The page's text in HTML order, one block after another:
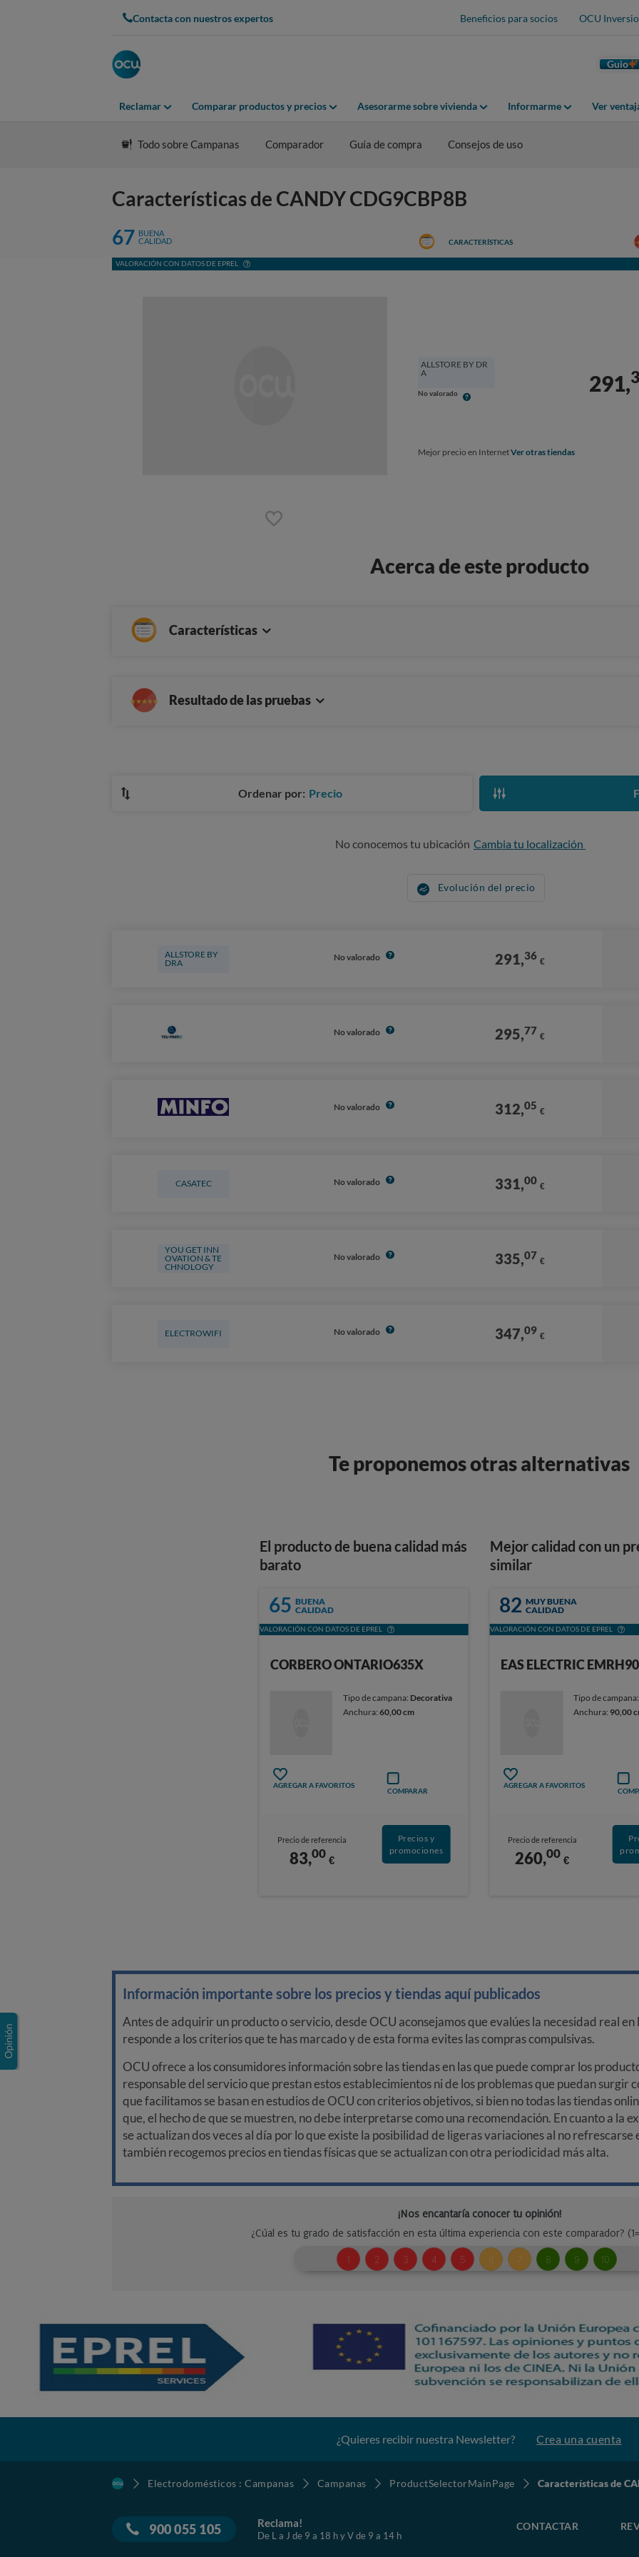
Contacta con nuestros expertos Beneficios para socios OCU
Guio
Reclamar Comparar productos y precios Asesorarme sobre vivienda Informarme Ver
Todo sobre Campanas Comparador Guía de compra Consejos de uso
Características de CANDY CDG9CBP8B
67 BUENA
CALIDAD
VALORACIÓN CON DATOS DE EPREL
CARACTERÍSTICAS
ALLSTORE BY DR
A
No valorado 291,
Mejor precio en InternetVer otras tiendas
Acerca de este producto
Características
Resultado de las pruebas
Ordenar por: Precio
No conocemos tu ubicación Cambia tu localización
Evolución del precio
ALLSTORE BY
DRA
No valorado 291,36 €
No valorado 295,77 €
No valorado 312,05 €
CASATEC No valorado 331,00 €
YOU GET INN
OVATION & TE
CHNOLOGY
No valorado 335,07 €
ELECTROWIFI No valorado 347,09 €
Te proponemos otras alternativas
El producto de buena calidad más
barato
65 BUENA
CALIDAD
VALORACIÓN CON DATOS DE EPREL
CORBERO ONTARIO635X
Tipo de campana: Decorativa
Anchura:60,00 cm
AGREGAR A FAVORITOS
COMPARAR
Precio de referencia
83,00 €
Precios y
promociones
Mejor calidad con un
similar
82 MUY BUENA
CALIDAD
VALORACIÓN CON DATOS DE EPREL
EAS ELECTRIC
Tipo de campana:
Anchura: 90,00
AGREGAR A FAVORITOS
Precio de referencia
260,00 €
Información importante sobre los precios y tiendas aquí publicados
Antes de adquirir un producto o servicio, desde OCU aconsejamos que evalúes la necesidad real
responde a los criterios que te has marcado y de esta forma evites las compras compulsivas.
OCU ofrece a los consumidores información sobre las tiendas en las que puede comprar los
responsable del servicio que prestan estos establecimientos ni de los problemas que puedan surgir
que facilitamos se basan en estudios de OCU con criterios objetivos, si bien no todas las tiendas
que, el hecho de que se muestren, no debe interpretarse como una recomendación. En cuanto a la
se actualizan dos veces al día por lo que existe la posibilidad de ligeras variaciones al no refrescarse
también recogemos precios en tiendas físicas que se actualizan con otra periodicidad más alta.
¿Quieres recibir nuestra Newsletter? Crea una cuenta
Electrodomésticos : Campanas Campanas ProductSelectorMainPage Características de
900 055 105 Reclama!
De L a J de 9 a 18 h y V de 9 a 14 h
CONTACTAR